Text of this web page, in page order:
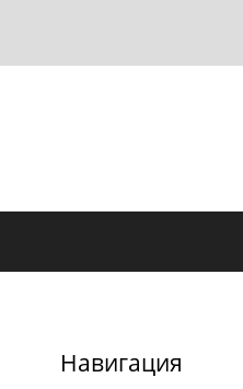
Навигация